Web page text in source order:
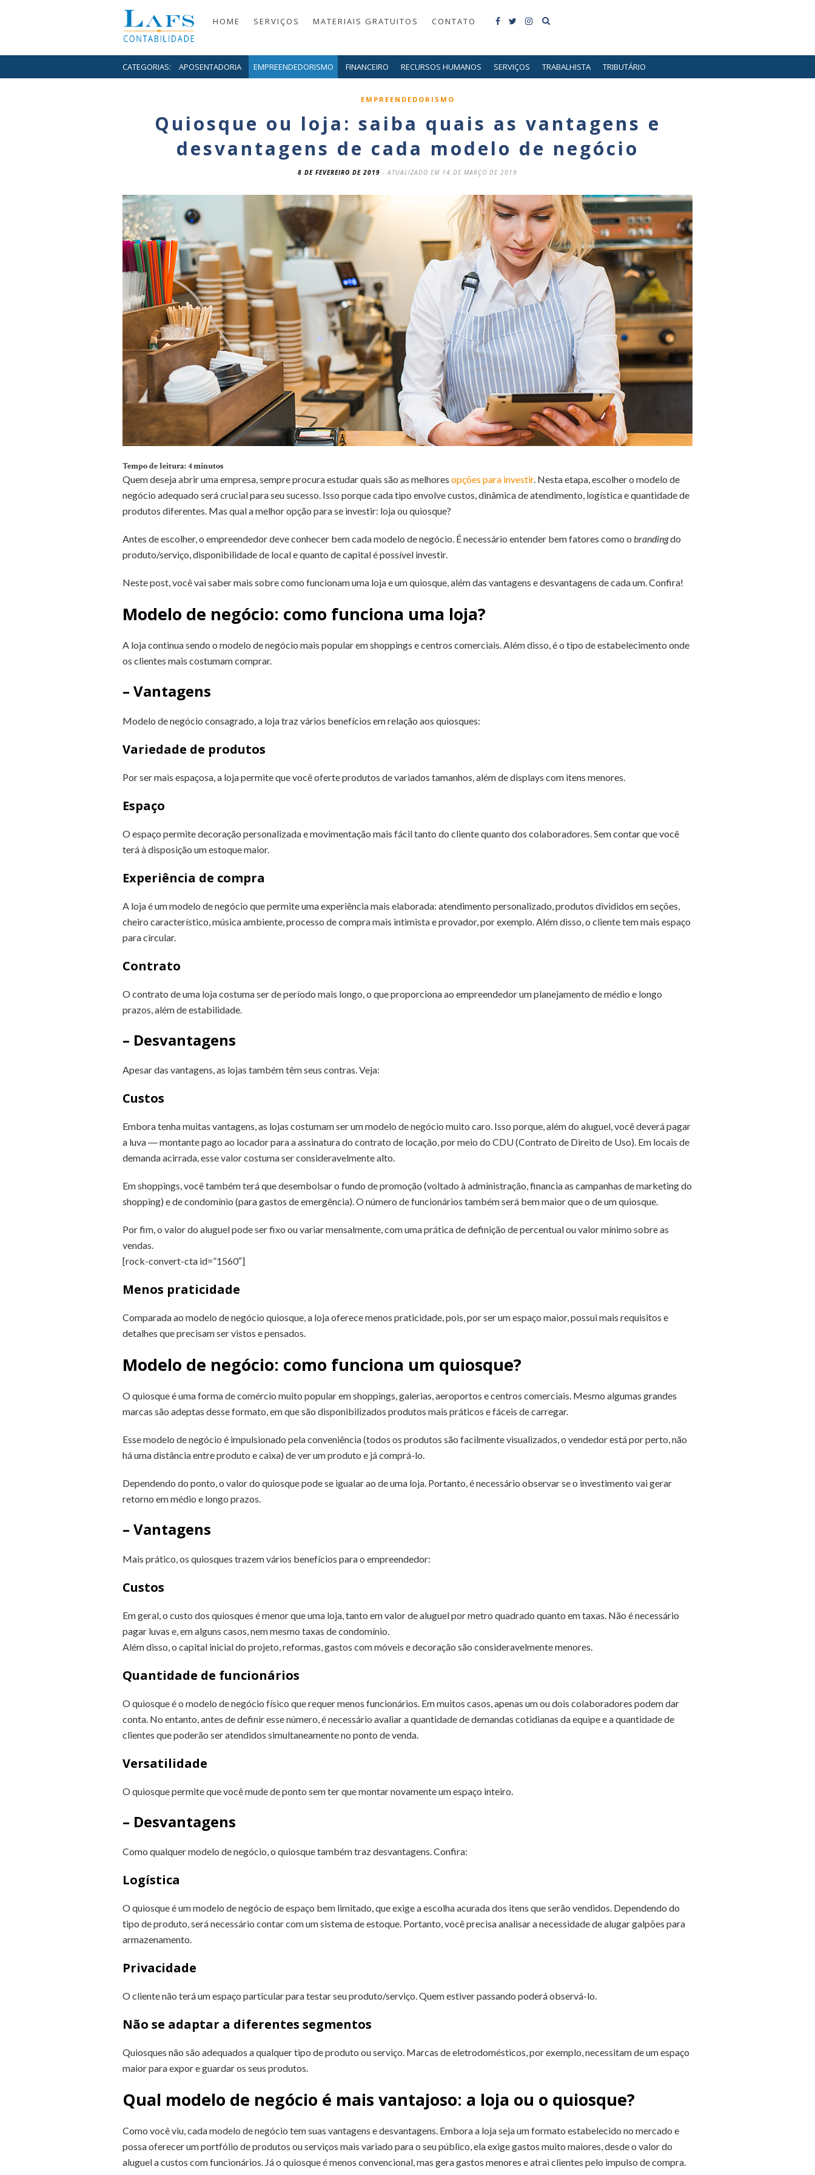
HOME SERVIÇOS MATERIAIS GRATUITOS CONTATO
CATEGORIAS: APOSENTADORIA EMPREENDEDORISMO FINANCEIRO RECURSOS HUMANOS SERVIÇOS TRABALHISTA TRIBUTÁRIO
EMPREENDEDORISMO
Quiosque ou loja: saiba quais as vantagens e
desvantagens de cada modelo de negócio
8 DE FEVEREIRO DE 2019 - ATUALIZADO EM 14 DE MARÇO DE 2019
Tempo de leitura:4minutos
Quem deseja abrir uma empresa, sempre procura estudar quais são as melhores opções para investir. Nesta etapa, escolher o modelo de
negócio adequado será crucial para seu sucesso. Isso porque cada tipo envolve custos, dinâmica de atendimento, logística e quantidade de
produtos diferentes. Mas qual a melhor opção para se investir: loja ou quiosque?
Antes de escolher, o empreendedor deve conhecer bem cada modelo de negócio. É necessário entender bem fatores como o brandingdo
produto/serviço, disponibilidade de local e quanto de capital é possível investir.
Neste post, você vai saber mais sobre como funcionam uma loja e um quiosque, além das vantagens e desvantagens de cada um. Confira!
Modelo de negócio: como funciona uma loja?
A loja continua sendo o modelo de negócio mais popular em shoppings e centros comerciais. Além disso, é o tipo de estabelecimento onde
os clientes mais costumam comprar.
– Vantagens
Modelo de negócio consagrado, a loja traz vários benefícios em relação aos quiosques:
Variedade de produtos
Por ser mais espaçosa, a loja permite que você oferte produtos de variados tamanhos, além de displays com itens menores.
Espaço
O espaço permite decoração personalizada e movimentação mais fácil tanto do cliente quanto dos colaboradores. Sem contar que você
terá à disposição um estoque maior.
Experiência de compra
A loja é um modelo de negócio que permite uma experiência mais elaborada: atendimento personalizado, produtos divididos em seções,
cheiro característico, música ambiente, processo de compra mais intimista e provador, por exemplo. Além disso, o cliente tem mais espaço
para circular.
Contrato
O contrato de uma loja costuma ser de período mais longo, o que proporciona ao empreendedor um planejamento de médio e longo
prazos, além de estabilidade.
– Desvantagens
Apesar das vantagens, as lojas também têm seus contras. Veja:
Custos
Embora tenha muitas vantagens, as lojas costumam ser um modelo de negócio muito caro. Isso porque, além do aluguel, você deverá pagar
a luva ― montante pago ao locador para a assinatura do contrato de locação, por meio do CDU (Contrato de Direito de Uso). Em locais de
demanda acirrada, esse valor costuma ser consideravelmente alto.
Em shoppings, você também terá que desembolsar o fundo de promoção (voltado à administração, financia as campanhas de marketing do
shopping) e de condomínio (para gastos de emergência). O número de funcionários também será bem maior que o de um quiosque.
Por fim, o valor do aluguel pode ser fixo ou variar mensalmente, com uma prática de definição de percentual ou valor mínimo sobre as
vendas.
[rock-convert-cta id=”1560″]
Menos praticidade
Comparada ao modelo de negócio quiosque, a loja oferece menos praticidade, pois, por ser um espaço maior, possui mais requisitos e
detalhes que precisam ser vistos e pensados.
Modelo de negócio: como funciona um quiosque?
O quiosque é uma forma de comércio muito popular em shoppings, galerias, aeroportos e centros comerciais. Mesmo algumas grandes
marcas são adeptas desse formato, em que são disponibilizados produtos mais práticos e fáceis de carregar.
Esse modelo de negócio é impulsionado pela conveniência (todos os produtos são facilmente visualizados, o vendedor está por perto, não
há uma distância entre produto e caixa) de ver um produto e já comprá-lo.
Dependendo do ponto, o valor do quiosque pode se igualar ao de uma loja. Portanto, é necessário observar se o investimento vai gerar
retorno em médio e longo prazos.
– Vantagens
Mais prático, os quiosques trazem vários benefícios para o empreendedor:
Custos
Em geral, o custo dos quiosques é menor que uma loja, tanto em valor de aluguel por metro quadrado quanto em taxas. Não é necessário
pagar luvas e, em alguns casos, nem mesmo taxas de condomínio.
Além disso, o capital inicial do projeto, reformas, gastos com móveis e decoração são consideravelmente menores.
Quantidade de funcionários
O quiosque é o modelo de negócio físico que requer menos funcionários. Em muitos casos, apenas um ou dois colaboradores podem dar
conta. No entanto, antes de definir esse número, é necessário avaliar a quantidade de demandas cotidianas da equipe e a quantidade de
clientes que poderão ser atendidos simultaneamente no ponto de venda.
Versatilidade
O quiosque permite que você mude de ponto sem ter que montar novamente um espaço inteiro.
– Desvantagens
Como qualquer modelo de negócio, o quiosque também traz desvantagens. Confira:
Logística
O quiosque é um modelo de negócio de espaço bem limitado, que exige a escolha acurada dos itens que serão vendidos. Dependendo do
tipo de produto, será necessário contar com um sistema de estoque. Portanto, você precisa analisar a necessidade de alugar galpões para
armazenamento.
Privacidade
O cliente não terá um espaço particular para testar seu produto/serviço. Quem estiver passando poderá observá-lo.
Não se adaptar a diferentes segmentos
Quiosques não são adequados a qualquer tipo de produto ou serviço. Marcas de eletrodomésticos, por exemplo, necessitam de um espaço
maior para expor e guardar os seus produtos.
Qual modelo de negócio é mais vantajoso: a loja ou o quiosque?
Como você viu, cada modelo de negócio tem suas vantagens e desvantagens. Embora a loja seja um formato estabelecido no mercado e
possa oferecer um portfólio de produtos ou serviços mais variado para o seu público, ela exige gastos muito maiores, desde o valor do
aluguel a custos com funcionários. Já o quiosque é menos convencional, mas gera gastos menores e atrai clientes pelo impulso de compra.